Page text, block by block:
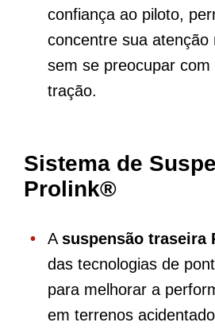
confiança ao piloto,
concentre sua atenção
sem se preocupar com
tração.
Sistema de
Prolink®
A suspensão traseira
das tecnologias de
para melhorar a
em terrenos